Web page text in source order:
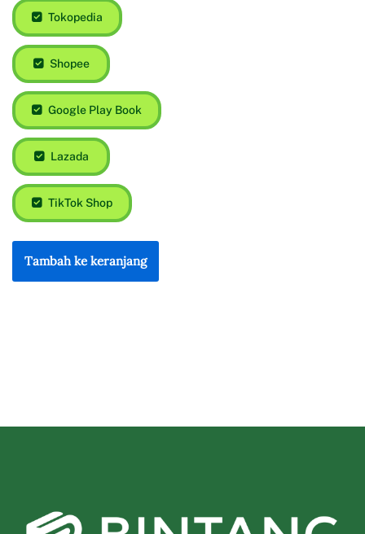
Tokopedia
Shopee
Google Play Book
Lazada
TikTok Shop
Tambah ke keranjang